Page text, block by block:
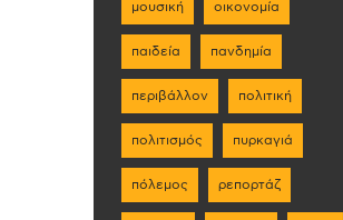
μουσική οικονομία
παιδεία πανδημία
περιβάλλον πολιτική
πολιτισμός πυρκαγιά
πόλεμος ρεπορτάζ